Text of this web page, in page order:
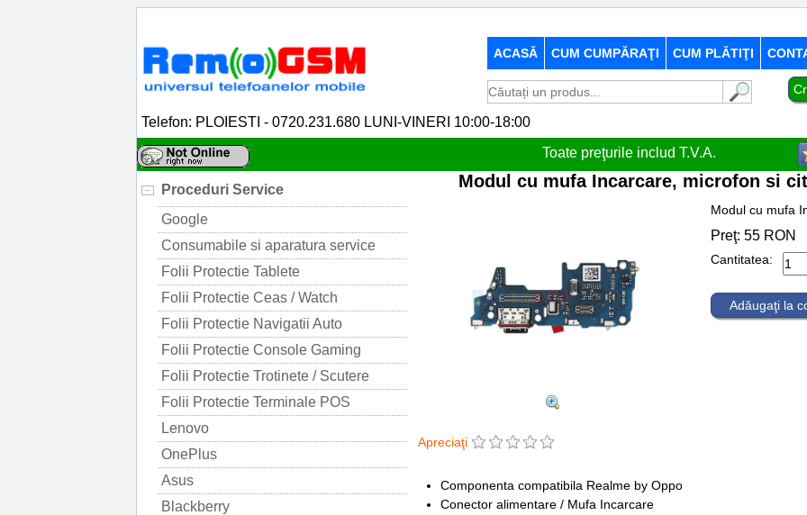
ACASĂ CUM CUMPĂRAŢI CUM PLĂTIŢI
Telefon: PLOIESTI - 0720.231.680 LUNI-VINERI 10:00-18:00
Toate preţurile includ T.V.A.
Proceduri Service
Google
Consumabile si aparatura service
Folii Protectie Tablete
Folii Protectie Ceas / Watch
Folii Protectie Navigatii Auto
Folii Protectie Console Gaming
Folii Protectie Trotinete / Scutere
Folii Protectie Terminale POS
Lenovo
OnePlus
Asus
Blackberry
Modul cu mufa Incarcare, microfon si
Apreciaţi
Modul cu mufa
Preţ: 55 RON
Cantitatea:
Adăugaţi la
Componenta compatibila Realme by Oppo
Conector alimentare / Mufa Incarcare